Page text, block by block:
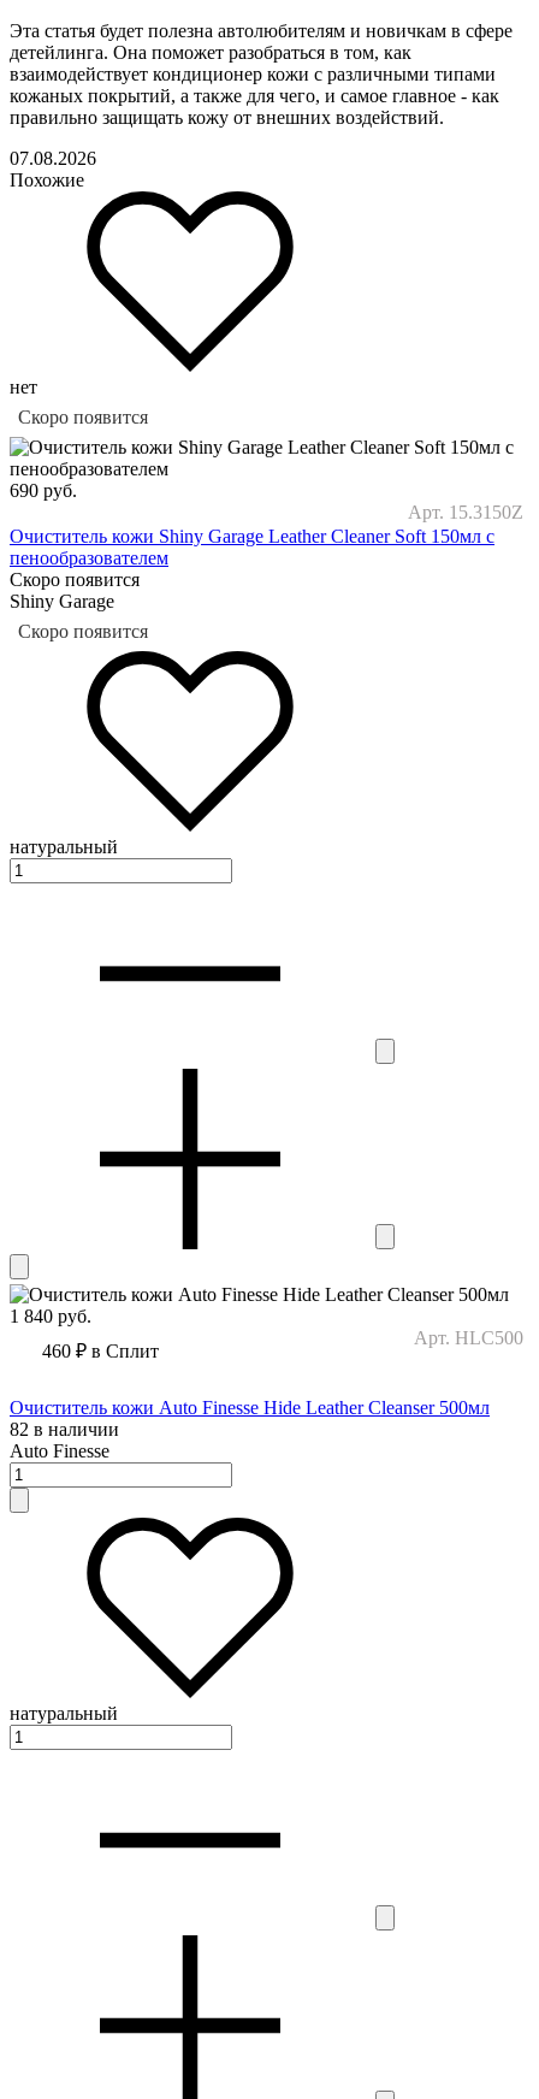
Эта статья будет полезна автолюбителям и новичкам в сфере
детейлинга. Она поможет разобраться в том, как
взаимодействует кондиционер кожи с различными типами
кожаных покрытий, а также для чего, и самое главное - как
правильно защищать кожу от внешних воздействий.
07.08.2026
Похожие
нет
Скоро появится
690 руб.
Арт. 15.3150Z
Очиститель кожи Shiny Garage Leather Cleaner Soft 150мл с
пенообразователем
Скоро появится
Shiny Garage
Скоро появится
натуральный
1 840 руб.
Арт. HLC500
460 ₽ в Сплит
Очиститель кожи Auto Finesse Hide Leather Cleanser 500мл
82 в наличии
Auto Finesse
натуральный